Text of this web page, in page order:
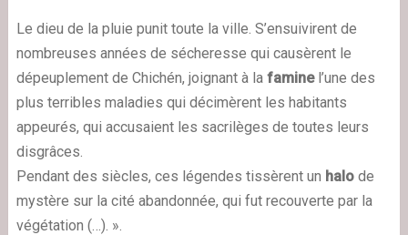
Le dieu de la pluie punit toute la ville. S’ensuivirent de
nombreuses années de sécheresse qui causèrent le
dépeuplement de Chichén, joignant à la faminel’une des
plus terribles maladies qui décimèrent les habitants
appeurés, qui accusaient les sacrilèges de toutes leurs
disgrâces.
Pendant des siècles, ces légendes tissèrent un halode
mystère sur la cité abandonnée, qui fut recouverte par la
végétation (…). ».